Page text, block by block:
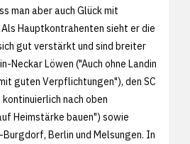
man aber auch Glück mit
Hauptkontrahenten sieht er die
gut verstärkt und sind breiter
Neckar Löwen ("Auch ohne Landin
guten Verpflichtungen"), den SC
nach oben
Heimstärke bauen") sowie
Berlin und Melsungen. In